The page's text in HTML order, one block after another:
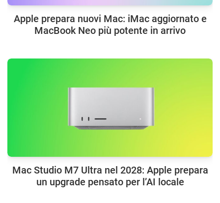
Apple prepara nuovi Mac: iMac aggiornato e
MacBook Neo più potente in arrivo
Mac Studio M7 Ultra nel 2028: Apple prepara
un upgrade pensato per l’AI locale